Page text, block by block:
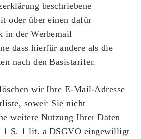
beschriebene
oder über einen dafür
in der Werbemail
dass hierfür andere als die
nach den Basistarifen
wir Ihre E-Mail-Adresse
soweit Sie nicht
weitere Nutzung Ihrer Daten
1 S. 1 lit. a DSGVO eingewilligt